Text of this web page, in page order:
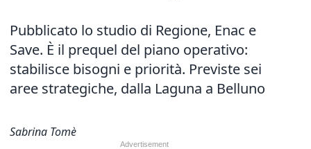
Pubblicato lo studio di Regione, Enac e
Save. È il prequel del piano operativo:
stabilisce bisogni e priorità. Previste sei
aree strategiche, dalla Laguna a Belluno
Sabrina Tomè